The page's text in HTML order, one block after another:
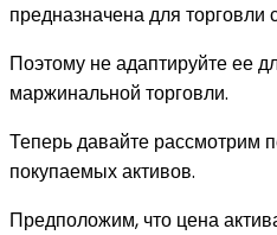
предназначена для торговли
Поэтому не адаптируйте ее
маржинальной торговли.
Теперь давайте
покупаемых активов.
Предположим, что цена